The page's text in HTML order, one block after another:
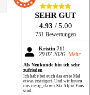
SEHR GUT
4.93 / 5.00
751 Bewertungen
Kristin 71!
29.07.2026 Mehr
Als Neukunde bin ich sehr
zufrieden
Ich habe bei euch das erste Mal
etwas ersteigert. Und wir freuen
uns riesig, da wir Ski Alpin Fans
sind.